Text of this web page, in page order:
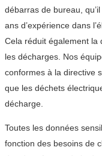
débarras de bureau,
ans d’expérience dans
Cela réduit également la
les décharges. Nos
conformes à la directive
que les déchets
décharge.
Toutes les données
fonction des besoins de